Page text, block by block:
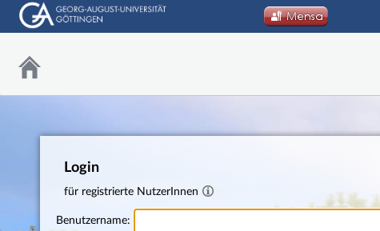
Login
für registrierte NutzerInnen
Benutzername: